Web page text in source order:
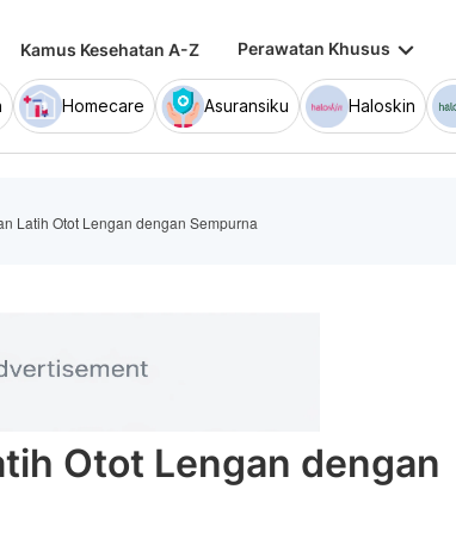
Kamus Kesehatan A-Z Perawatan Khusus keyboard_arrow_down
Homecare Asuransiku Haloskin
Latih Otot Lengan dengan Sempurna
Otot Lengan dengan